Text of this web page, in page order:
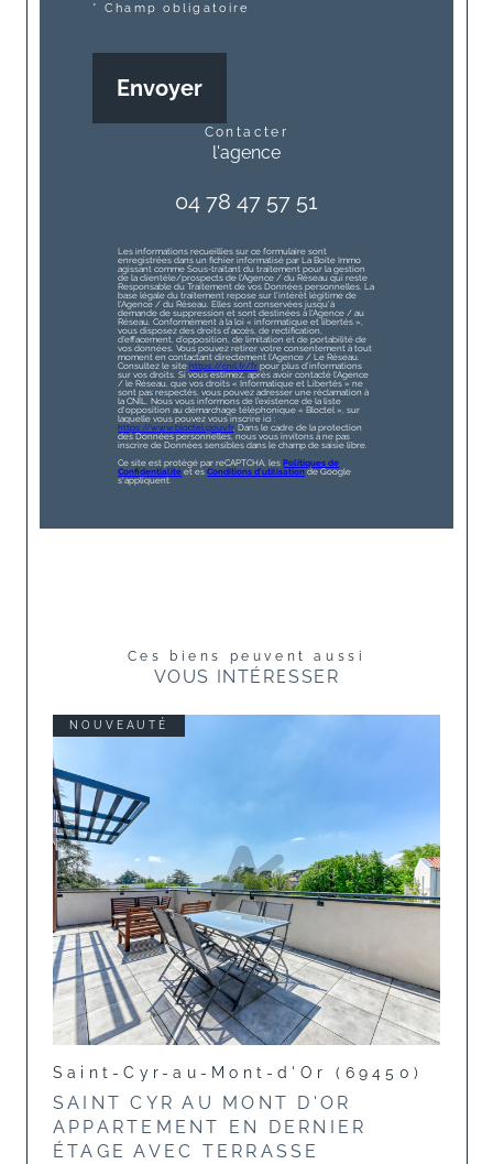
* Champ obligatoire
Envoyer
contacter
l'agence
04 78 47 57 51
Les informations recueillies sur ce formulaire sont
enregistrées dans un fichier informatisé par La Boite Immo
agissant comme Sous-traitant du traitement pour la gestion
de la clientèle/prospects de l'Agence / du Réseau qui reste
Responsable du Traitement de vos Données personnelles. La
base légale du traitement repose sur l'intérêt légitime de
l'Agence / du Réseau. Elles sont conservées jusqu'à
demande de suppression et sont destinées à l'Agence / au
Réseau. Conformément à la loi « informatique et libertés »,
vous disposez des droits d’accès, de rectification,
d’effacement, d’opposition, de limitation et de portabilité de
vos données. Vous pouvez retirer votre consentement à tout
moment en contactant directement l’Agence / Le Réseau.
Consultez le site https://cnil.fr/fr pour plus d’informations
sur vos droits. Si vous estimez, après avoir contacté l'Agence
/ le Réseau, que vos droits « Informatique et Libertés » ne
sont pas respectés, vous pouvez adresser une réclamation à
la CNIL. Nous vous informons de l’existence de la liste
d'opposition au démarchage téléphonique « Bloctel », sur
laquelle vous pouvez vous inscrire ici :
https://www.bloctel.gouv.fr. Dans le cadre de la protection
des Données personnelles, nous vous invitons à ne pas
inscrire de Données sensibles dans le champ de saisie libre.
Ce site est protégé par reCAPTCHA, les Politiques de
Confidentialité et esConditions d'utilisation de Google
s'appliquent.
Ces biens peuvent aussi
VOUS INTÉRESSER
NOUVEAUTÉ
Saint-Cyr-au-Mont-d'Or (69450)
SAINT CYR AU MONT D'OR
APPARTEMENT EN DERNIER
ÉTAGE AVEC TERRASSE